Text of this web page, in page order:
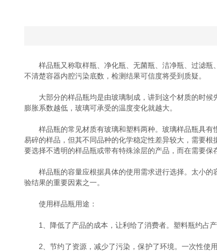
样品瓶又称取样瓶、净化瓶、无菌瓶、洁净瓶、过滤瓶
不清楚容器内腔污染底数，检测结果可信度将受到质疑。
大部分的样品瓶均是由玻璃制成，讲到这个材质的时候
膨胀系数越低，玻璃可承受的温度变化就越大。
样品瓶的常见材质有玻璃和塑料两种。玻璃样品瓶具有
易碎的样品，但其不同品种的化学稳定性差异较大，需要
要选择不透明的样品瓶或带有特殊涂层的产品，而在需要
样品瓶的容量应根据具体的使用需求进行选择。太小的
验结果的重要因素之一。
使用样品瓶用途：
1、降低了产品的成本，让利给了消费者。塑料瓶约占
2、节约了资源，减少了污染，保护了环境。一次性使用